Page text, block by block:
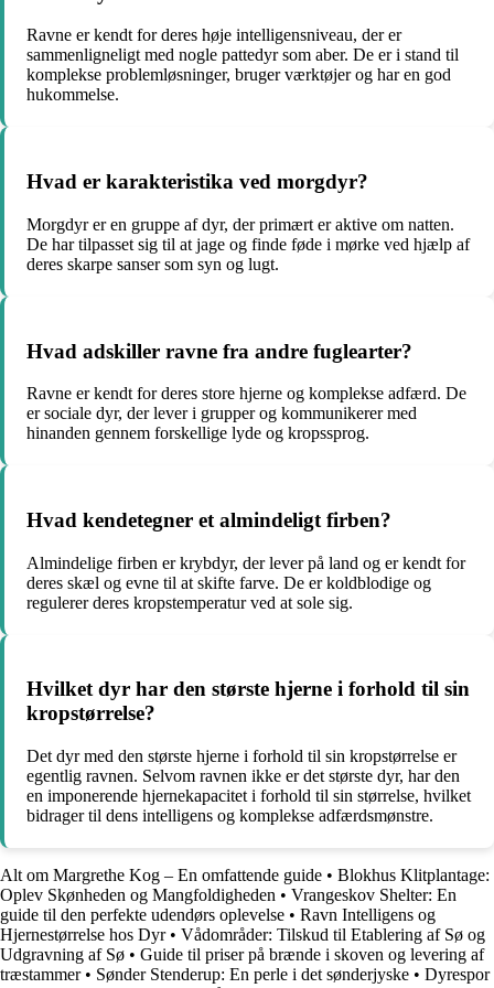
Ravne er kendt for deres høje intelligensniveau, der er
sammenligneligt med nogle pattedyr som aber. De er i stand til
komplekse problemløsninger, bruger værktøjer og har en god
hukommelse.
Hvad er karakteristika ved morgdyr?
Morgdyr er en gruppe af dyr, der primært er aktive om natten.
De har tilpasset sig til at jage og finde føde i mørke ved hjælp af
deres skarpe sanser som syn og lugt.
Hvad adskiller ravne fra andre fuglearter?
Ravne er kendt for deres store hjerne og komplekse adfærd. De
er sociale dyr, der lever i grupper og kommunikerer med
hinanden gennem forskellige lyde og kropssprog.
Hvad kendetegner et almindeligt firben?
Almindelige firben er krybdyr, der lever på land og er kendt for
deres skæl og evne til at skifte farve. De er koldblodige og
regulerer deres kropstemperatur ved at sole sig.
Hvilket dyr har den største hjerne i forhold til sin
kropstørrelse?
Det dyr med den største hjerne i forhold til sin kropstørrelse er
egentlig ravnen. Selvom ravnen ikke er det største dyr, har den
en imponerende hjernekapacitet i forhold til sin størrelse, hvilket
bidrager til dens intelligens og komplekse adfærdsmønstre.
Alt om Margrethe Kog – En omfattende guide • Blokhus Klitplantage:
Oplev Skønheden og Mangfoldigheden • Vrangeskov Shelter: En
guide til den perfekte udendørs oplevelse • Ravn Intelligens og
Hjernestørrelse hos Dyr• Vådområder: Tilskud til Etablering af Sø og
Udgravning af Sø • Guide til priser på brænde i skoven og levering af
træstammer• Sønder Stenderup: En perle i det sønderjyske • Dyrespor